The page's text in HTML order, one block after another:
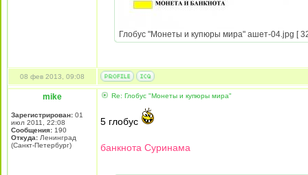
Глобус "Монеты и купюры мира" ашет-04.jpg [
08 фев 2013, 09:08
mike
Зарегистрирован: 01
июл 2011, 22:08
Сообщения: 190
Откуда: Ленинград
(Санкт-Петербург)
Re: Глобус "Монеты и купюры мира"
5 глобус
банкнота Суринама